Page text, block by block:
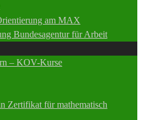
am MAX
Bundesagentur für Arbeit
– KOV-Kurse
Zertifikat für mathematisch